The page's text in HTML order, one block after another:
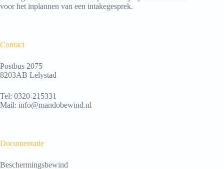
voor het inplannen van een intakegesprek.
Contact
Postbus 2075
8203AB Lelystad
Tel: 0320-215331
Mail: info@mandobewind.nl
Documentatie
Beschermingsbewind